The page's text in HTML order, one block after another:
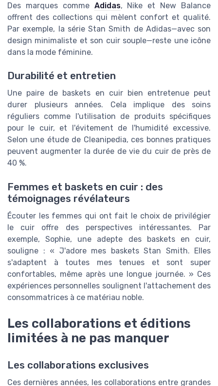
Des marques comme Adidas, Nike et New Balance
offrent des collections qui mèlent confort et qualité.
Par exemple, la série Stan Smith de Adidas—avec son
design minimaliste et son cuir souple—reste une icône
dans la mode féminine.
Durabilité et entretien
Une paire de baskets en cuir bien entretenue peut
durer plusieurs années. Cela implique des soins
réguliers comme l'utilisation de produits spécifiques
pour le cuir, et l'évitement de l'humidité excessive.
Selon une étude de Cleanipedia, ces bonnes pratiques
peuvent augmenter la durée de vie du cuir de près de
40 %.
Femmes et baskets en cuir : des
témoignages révélateurs
Écouter les femmes qui ont fait le choix de privilégier
le cuir offre des perspectives intéressantes. Par
exemple, Sophie, une adepte des baskets en cuir,
souligne : « J'adore mes baskets Stan Smith. Elles
s'adaptent à toutes mes tenues et sont super
confortables, même après une longue journée. » Ces
expériences personnelles soulignent l'attachement des
consommatrices à ce matériau noble.
Les collaborations et éditions
limitées à ne pas manquer
Les collaborations exclusives
Ces dernières années, les collaborations entre grandes